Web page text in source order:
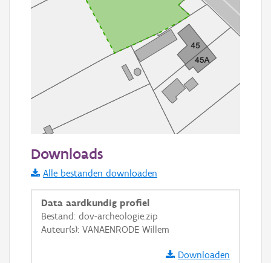
Informatie Vlaanderen
i
+ −
Downloads
Alle bestanden downloaden
Data aardkundig profiel
Bestand: dov-archeologie.zip
Auteur(s): VANAENRODE Willem
Downloaden